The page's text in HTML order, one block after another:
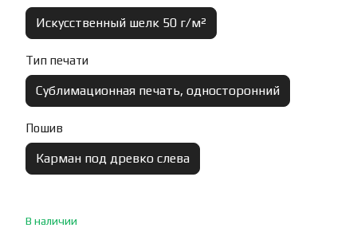
Искусственный шелк 50 г/м²
Тип печати
Сублимационная печать, односторонний
Пошив
Карман под древко слева
В наличии